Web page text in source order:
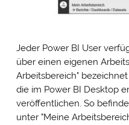
Jeder Power BI User
über einen eigenen
Arbeitsbereich"
die im Power BI Desktop
veröffentlichen. So
unter "Meine